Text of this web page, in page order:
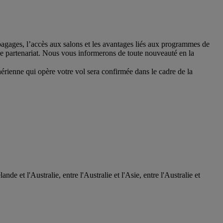
l’accès aux salons et les avantages liés aux programmes de
Nous vous informerons de toute nouveauté en la
qui opère votre vol sera confirmée dans le cadre de la
et l'Australie, entre l'Australie et l'Asie, entre l'Australie et